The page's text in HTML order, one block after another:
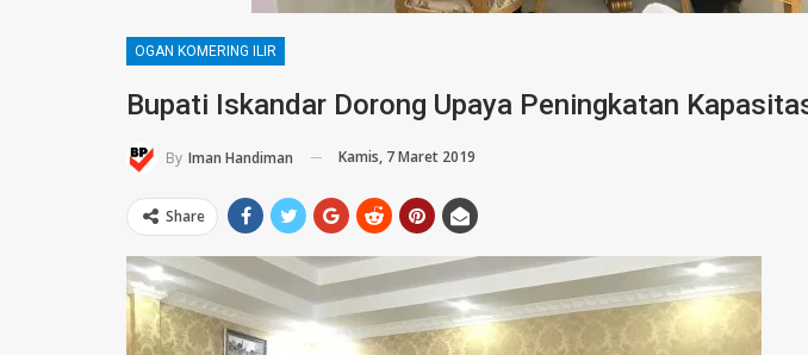
OGAN KOMERING ILIR
Bupati Iskandar Dorong Upaya Peningkatan
By Iman Handiman Kamis, 7 Maret 2019
Share